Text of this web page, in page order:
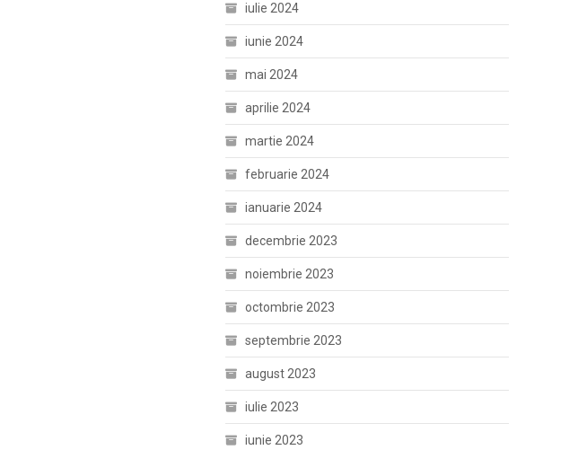
iulie 2024
iunie 2024
mai 2024
aprilie 2024
martie 2024
februarie 2024
ianuarie 2024
decembrie 2023
noiembrie 2023
octombrie 2023
septembrie 2023
august 2023
iulie 2023
iunie 2023